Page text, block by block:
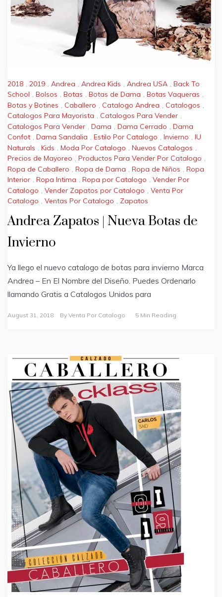
2018 , 2019 , Andrea , Andrea Kids , Andrea USA , Back To
School , Bolsos , Botas , Botas de Dama , Botas Vaqueras ,
Botas y Botines , Caballero , Catalogo Andrea , Catalogos ,
Catalogos Para Mayorista , Catalogos Para Vender ,
Catalogos Para Vender , Dama , Dama Cerrado , Dama
Confot , Dama Sandalia , Estilo Por Catalogo , Invierno , IU
Naturals
Kids Moda Por Catalogo Nuevos Catalogos
Precios de Mayoreo , Productos Para Vender Por Catalogo ,
Ropa de Caballero
Ropa de Dama Ropa de Niños
Ropa
Interior , Ropa Intima , Ropa por Catalogo , Vender Por
Catalogo
Vender Zapatos por Catalogo
Venta Por
Catalogo , Ventas Por Catalogo , Zapatos
Andrea Zapatos | Nueva Botas de
Invierno
Ya llego el nuevo catalogo de botas para invierno Marca
Andrea – En El Nombre del Diseño. Puedes Ordenarlo
llamando Gratis a Catalogos Unidos para
August 31, 2018 By Venta Por Catalogo 5 Min Reading